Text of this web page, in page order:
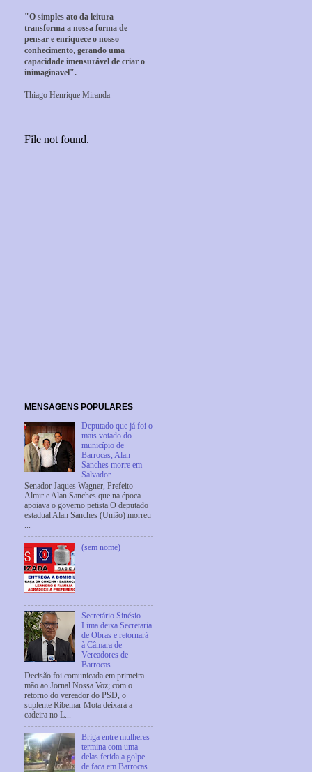
"O simples ato da leitura
transforma a nossa forma de
pensar e enriquece o nosso
conhecimento, gerando uma
capacidade imensurável de criar o
inimaginavel".
Thiago Henrique Miranda
MENSAGENS POPULARES
Deputado que já foi o
mais votado do
município de
Barrocas, Alan
Sanches morre em
Salvador
Senador Jaques Wagner, Prefeito
Almir e Alan Sanches que na época
apoiava o governo petista O deputado
estadual Alan Sanches (União) morreu
...
(sem nome)
Secretário Sinésio
Lima deixa Secretaria
de Obras e retornará
à Câmara de
Vereadores de
Barrocas
Decisão foi comunicada em primeira
mão ao Jornal Nossa Voz; com o
retorno do vereador do PSD, o
suplente Ribemar Mota deixará a
cadeira no L...
Briga entre mulheres
termina com uma
delas ferida a golpe
de faca em Barrocas